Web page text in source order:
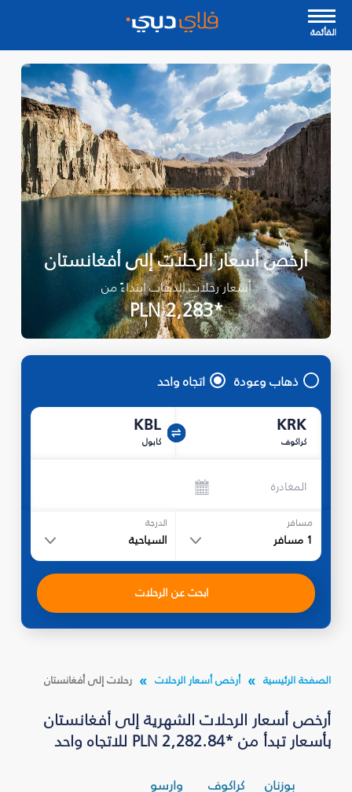
القأئمة
أرخص أسعار الرحلات إلى أفغانستان
أسعار رحلات الذهاب ابتداءً من
*PLN 2,283
ذهاب وعودة اتجاه واحد
KRK
كراكوف
KBL
كابول
المغادرة
مسافر
1 مسافر
الدرجة
السياحية
ابحث عن الرحلات
الصفحة الرئيسية أرخص أسعار الرحلات رحلات إلى أفغانستان
أرخص أسعار الرحلات الشهرية إلى أفغانستان
بأسعار تبدأ من *PLN 2,282.84 للاتجاه واحد
بوزنان كراكوف وارسو